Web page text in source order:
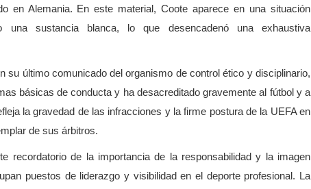
en Alemania. En este material, Coote aparece en una situación
una sustancia blanca, lo que desencadenó una exhaustiva
su último comunicado del organismo de control ético y disciplinario,
básicas de conducta y ha desacreditado gravemente al fútbol y a
la gravedad de las infracciones y la firme postura de la UEFA en
de sus árbitros.
recordatorio de la importancia de la responsabilidad y la imagen
puestos de liderazgo y visibilidad en el deporte profesional. La